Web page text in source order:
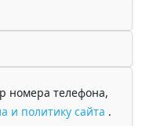
номера телефона,
и политику сайта .